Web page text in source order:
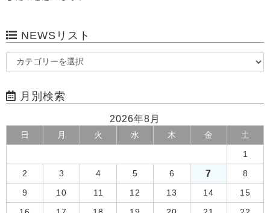
NEWSリスト
月別検索
2026年8月
日 月 火 水 木 金 土
1
2 3 4 5 6 7 8
9 10 11 12 13 14 15